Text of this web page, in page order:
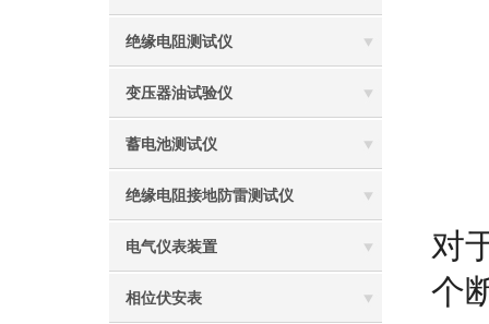
绝缘电阻测试仪
变压器油试验仪
蓄电池测试仪
绝缘电阻接地防雷测试仪
电气仪表装置
相位伏安表
对
个